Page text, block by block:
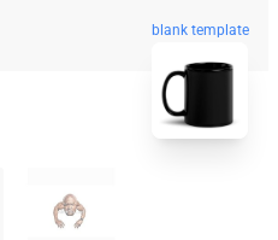
blank template